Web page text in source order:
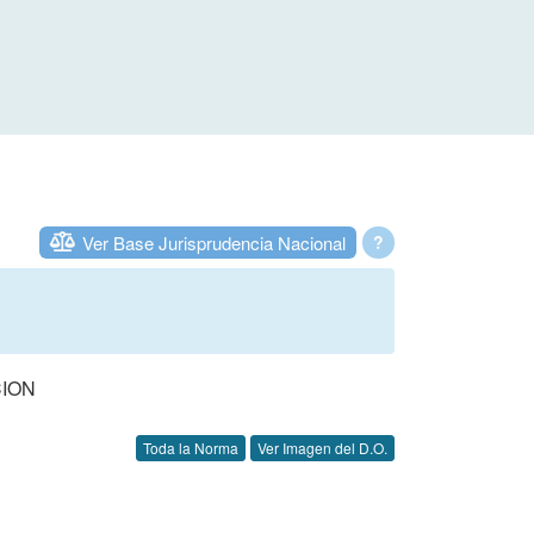
?
Ver Base Jurisprudencia Nacional
Toda la Norma Ver Imagen del D.O.